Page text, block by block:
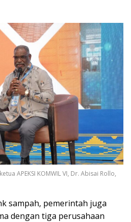
APEKSI KOMWIL VI, Dr. Abisai Rollo,
sampah, pemerintah juga
dengan tiga perusahaan